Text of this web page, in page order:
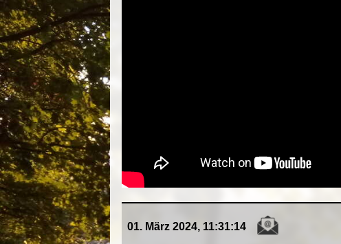
01. März 2024, 11:31:14